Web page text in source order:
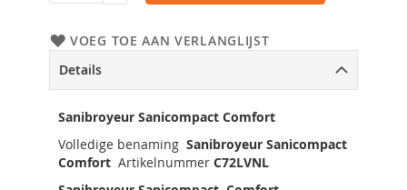
VOEG TOE AAN VERLANGLIJST
Details
Sanibroyeur Sanicompact Comfort
Volledige benaming Sanibroyeur Sanicompact
Comfort Artikelnummer C72LVNL